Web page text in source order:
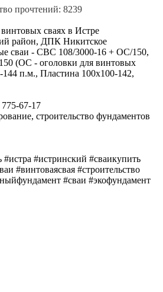
прочтений: 8239
сваях в Истре
район, ДПК Никитское
- СВС 108/3000-16 + ОС/150,
(ОС - оголовки для винтовых
п.м., Пластина 100х100-142,
67-17
строительство фундаментов
#истра #истринский #сваикупить
#винтоваясвая #строительство
#сваи #экофундамент